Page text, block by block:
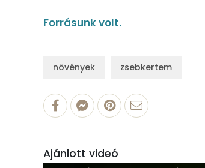
Forrásunk volt.
növények zsebkertem
Ajánlott videó